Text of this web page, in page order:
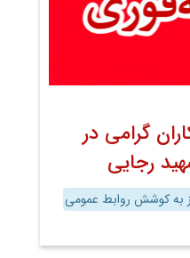
گرامی در
رجایی
به کوشش روابط عمومی